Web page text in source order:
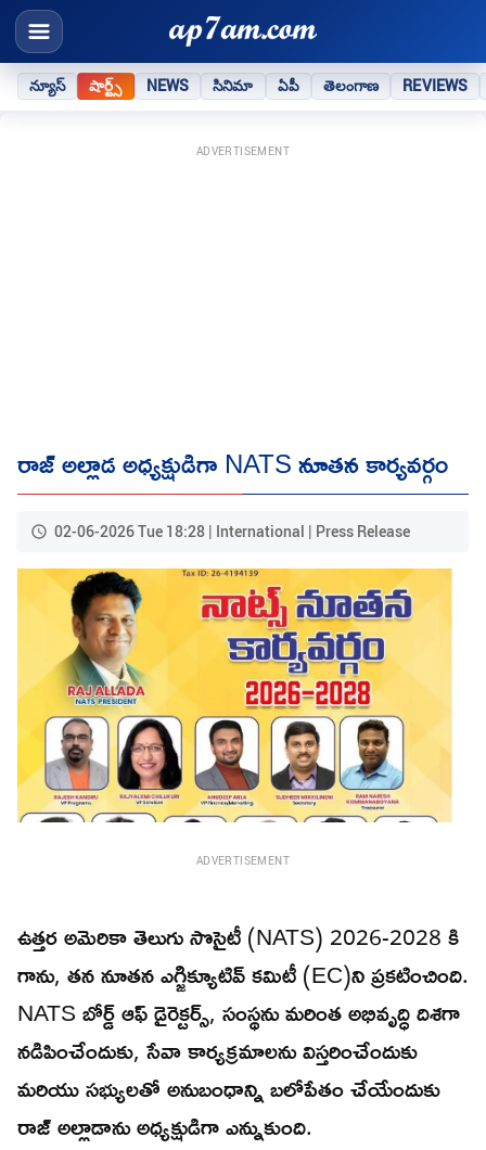
న్యూస్ షార్ట్స్ NEWS సినిమా ఏపీ తెలంగాణ REVIEWS
ADVERTISEMENT
రాజ్ అల్లాడ అధ్యక్షుడిగా NATS నూతన కార్యవర్గం
02-06-2026 Tue 18:28 | International | Press Release
ADVERTISEMENT
ఉత్తర అమెరికా తెలుగు సొసైటీ (NATS) 2026-2028 కి
గాను, తన నూతన ఎగ్జిక్యూటివ్ కమిటీ (EC)ని ప్రకటించింది.
NATS బోర్డ్ ఆఫ్ డైరెక్టర్స్, సంస్థను మరింత అభివృద్ధి దిశగా
నడిపించేందుకు, సేవా కార్యక్రమాలను విస్తరించేందుకు
మరియు సభ్యులతో అనుబంధాన్ని బలోపేతం చేయేందుకు
రాజ్ అల్లాడాను అధ్యక్షుడిగా ఎన్నుకుంది.